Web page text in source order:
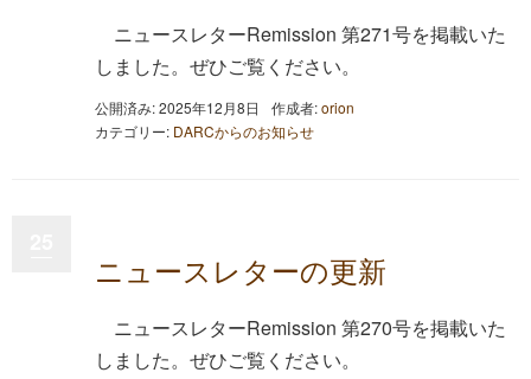
ニュースレターRemission 第271号を掲載いた
しました。ぜひご覧ください。
公開済み: 2025年12月8日 作成者:orion
カテゴリー: DARCからのお知らせ
ニュースレターの更新
ニュースレターRemission 第270号を掲載いた
しました。ぜひご覧ください。